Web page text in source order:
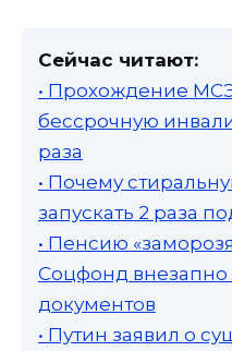
Сейчас читают:
• Прохождение
бессрочную
раза
• Почему
запускать 2 раза
• Пенсию
Соцфонд внезапно
документов
• Путин заявил о